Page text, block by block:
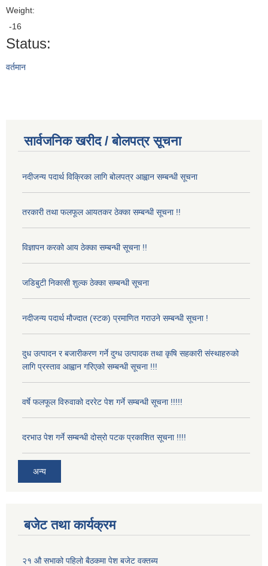
Weight:
-16
Status:
वर्तमान
सार्वजनिक खरीद / बोलपत्र सूचना
नदीजन्य पदार्थ विक्रिका लागि बोलपत्र आह्वान सम्बन्धी सूचना
तरकारी तथा फलफूल आयतकर ठेक्का सम्बन्धी सूचना !!
विज्ञापन करको आय ठेक्का सम्बन्धी सूचना !!
जडिबुटी निकासी शुल्क ठेक्का सम्बन्धी सूचना
नदीजन्य पदार्थ मौज्दात (स्टक) प्रमाणित गराउने सम्बन्धी सूचना !
दुध उत्पादन र बजारीकरण गर्ने दुग्ध उत्पादक तथा कृषि सहकारी संस्थाहरुको
लागि प्रस्ताव आह्वान गरिएको सम्बन्धी सूचना !!!
वर्षे फलफूल विरुवाको दररेट पेश गर्ने सम्बन्धी सूचना !!!!!
दरभाउ पेश गर्ने सम्बन्धी दोस्रो पटक प्रकाशित सूचना !!!!
अन्य
बजेट तथा कार्यक्रम
२१ औ सभाको पहिलो बैठकमा पेश बजेट वक्तब्य